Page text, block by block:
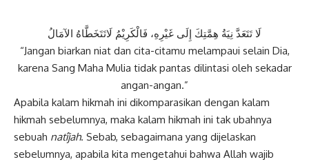
لَا تَتَعَدَّ نِيَةُ هِمَّتِكَ إِلَى غَيْرِهِ، فَالْكَرِيْمُ لَاتَتَخَطَّاهُ الآمَالُ
“Jangan biarkan niat dan cita-citamu melampaui selain Dia,
karena Sang Maha Mulia tidak pantas dilintasi oleh sekadar
angan-angan.”
Apabila kalam hikmah ini dikomparasikan dengan kalam
hikmah sebelumnya, maka kalam hikmah ini tak ubahnya
sebuah natîjah. Sebab, sebagaimana yang dijelaskan
sebelumnya, apabila kita mengetahui bahwa Allah wajib